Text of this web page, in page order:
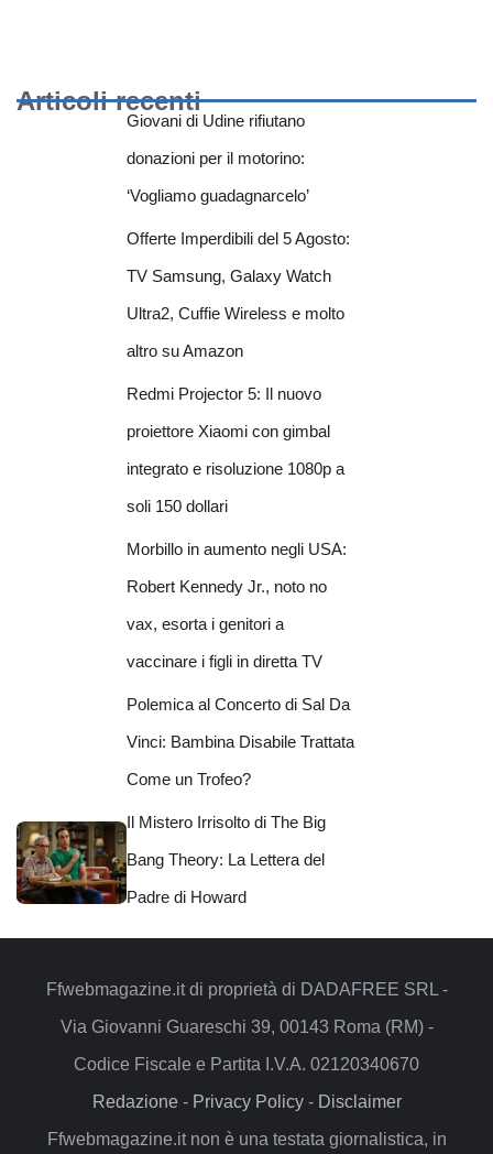
Articoli recenti
Giovani di Udine rifiutano
donazioni per il motorino:
‘Vogliamo guadagnarcelo’
Offerte Imperdibili del 5 Agosto:
TV Samsung, Galaxy Watch
Ultra2, Cuffie Wireless e molto
altro su Amazon
Redmi Projector 5: Il nuovo
proiettore Xiaomi con gimbal
integrato e risoluzione 1080p a
soli 150 dollari
Morbillo in aumento negli USA:
Robert Kennedy Jr., noto no
vax, esorta i genitori a
vaccinare i figli in diretta TV
Polemica al Concerto di Sal Da
Vinci: Bambina Disabile Trattata
Come un Trofeo?
Il Mistero Irrisolto di The Big
Bang Theory: La Lettera del
Padre di Howard
Ffwebmagazine.it di proprietà di DADAFREE SRL -
Via Giovanni Guareschi 39, 00143 Roma (RM) -
Codice Fiscale e Partita I.V.A. 02120340670
Redazione- Privacy Policy- Disclaimer
Ffwebmagazine.it non è una testata giornalistica, in